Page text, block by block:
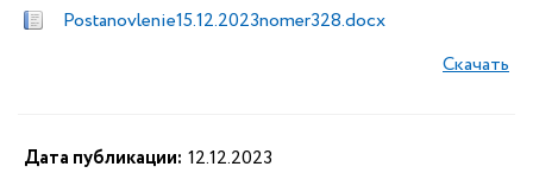
Postanovlenie15.12.2023nomer328.docx
Скачать
Дата публикации: 12.12.2023